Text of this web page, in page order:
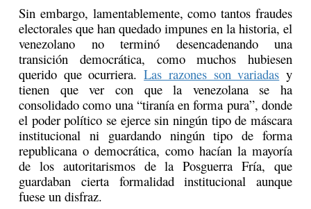
Sin embargo, lamentablemente, como tantos fraudes
electorales que han quedado impunes en la historia, el
venezolano no terminó desencadenando una
transición democrática, como muchos hubiesen
querido que ocurriera.Las razones son variadas y
tienen que ver con que la venezolana se ha
consolidado como una “tiranía en forma pura”, donde
el poder político se ejerce sin ningún tipo de máscara
institucional ni guardando ningún tipo de forma
republicana o democrática, como hacían la mayoría
de los autoritarismos de la Posguerra Fría, que
guardaban cierta formalidad institucional aunque
fuese un disfraz.